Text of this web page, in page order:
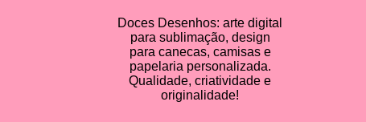
Doces Desenhos: arte digital
para sublimação, design
para canecas, camisas e
papelaria personalizada.
Qualidade, criatividade e
originalidade!